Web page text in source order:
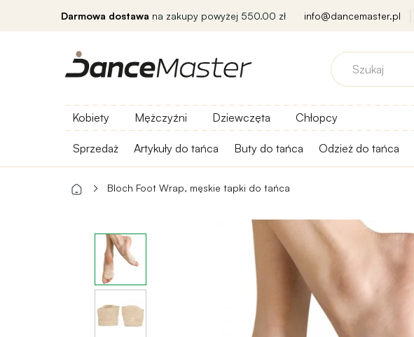
Darmowa dostawa na zakupy powyżej 550.00 zł info@dancemaster.pl
Kobiety Mężczyźni Dziewczęta Chłopcy
Sprzedaż Artykuły do ​​tańca Buty do tańca Odzież do tańca
Bloch Foot Wrap, męskie tapki do tańca